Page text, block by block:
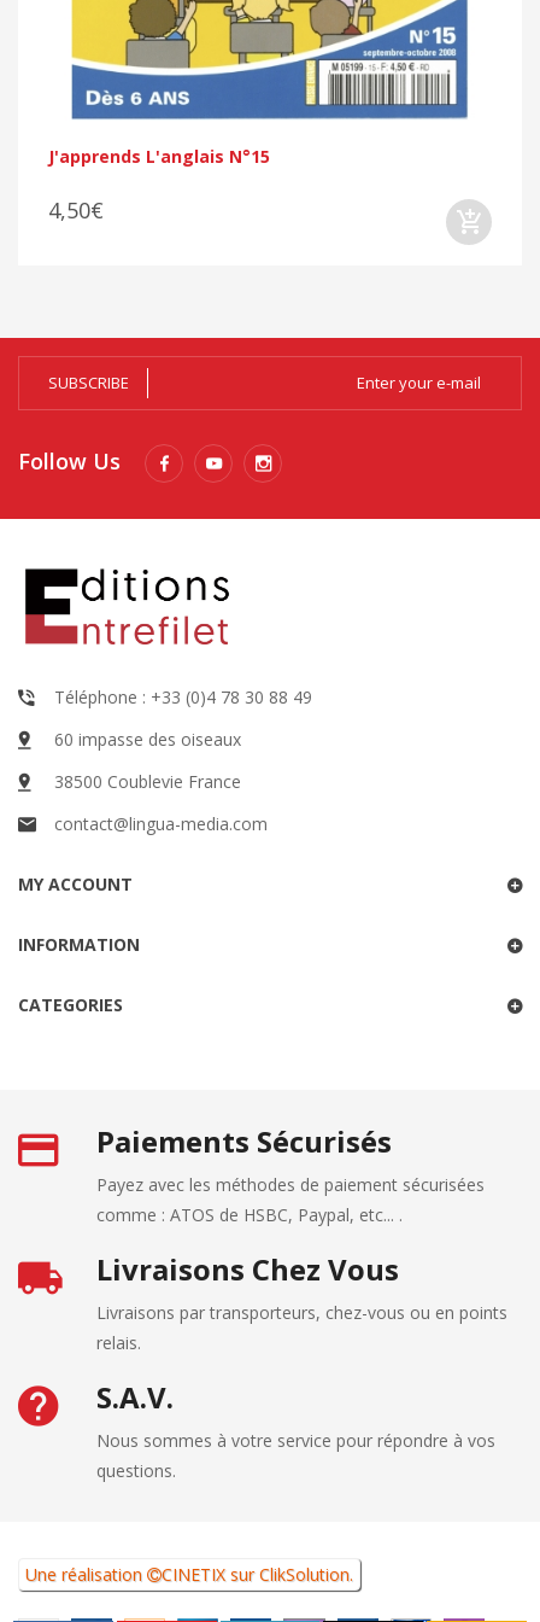
J'apprends L'anglais N°15
4,50€
SUBSCRIBE
Follow Us
Téléphone : +33 (0)4 78 30 88 49
60 impasse des oiseaux
38500 Coublevie France
contact@lingua-media.com
MY ACCOUNT
INFORMATION
CATEGORIES
Paiements Sécurisés
Payez avec les méthodes de paiement sécurisées
comme : ATOS de HSBC, Paypal, etc... .
Livraisons Chez Vous
Livraisons par transporteurs, chez-vous ou en points
relais.
S.A.V.
Nous sommes à votre service pour répondre à vos
questions.
Une réalisation CINETIX surClikSolution.